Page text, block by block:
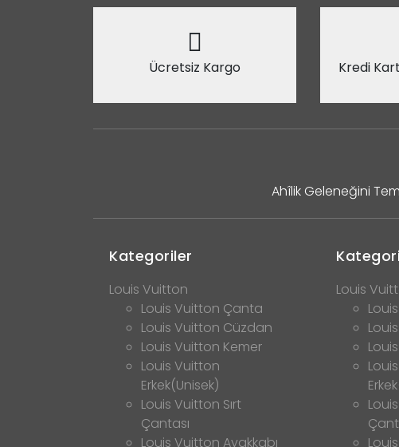
Ücretsiz Kargo Kredi
Ahîlik Geleneğini
Kategoriler
Louis Vuitton
Louis Vuitton Çanta
Louis Vuitton Cüzdan
Louis Vuitton Kemer
Louis Vuitton
Erkek(Unisek)
Louis Vuitton Sırt
Çantası
Louis Vuitton Ayakkabı
Louis